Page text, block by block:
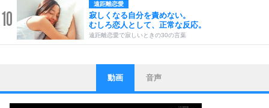
10
遠距離恋愛
寂しくなる自分を責めない。
むしろ恋人として、正常な反応。
遠距離恋愛で寂しいときの30の言葉
1
ストレス対策
他人と比べない。
いっそのこと、他人を見ない。
動画 音声